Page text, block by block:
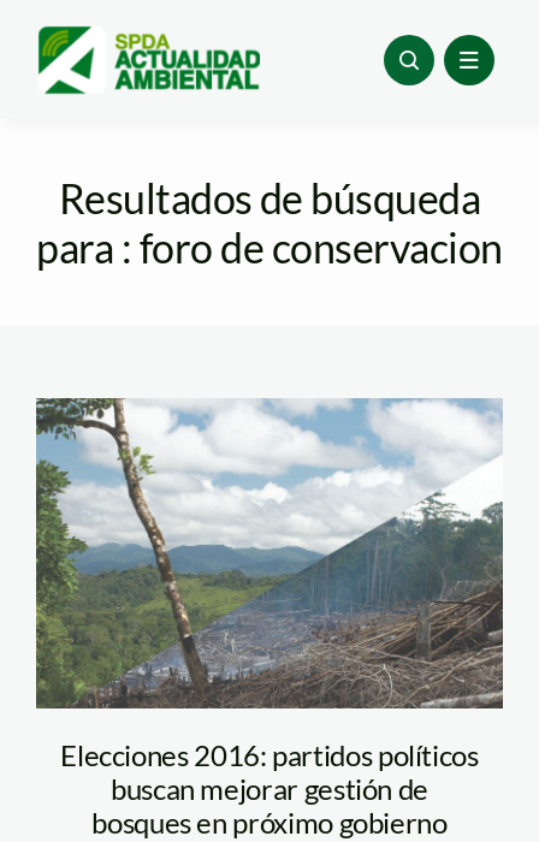
content
Resultados de búsqueda
para : foro de conservacion
bosques – SPDA
Elecciones 2016: partidos políticos
buscan mejorar gestión de
bosques en próximo gobierno